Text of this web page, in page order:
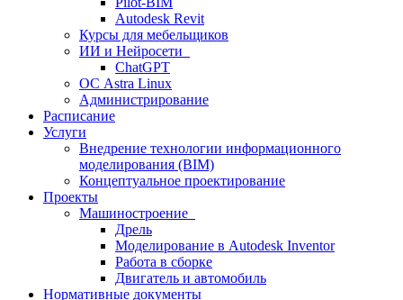
Autodesk Revit
Курсы для мебельщиков
ИИ и Нейросети
ChatGPT
ОС Astra Linux
Администрирование
Расписание
Услуги
Внедрение технологии информационного
моделирования (BIM)
Концептуальное проектирование
Проекты
Машиностроение
Дрель
Моделирование в Autodesk Inventor
Работа в сборке
Двигатель и автомобиль
Нормативные документы